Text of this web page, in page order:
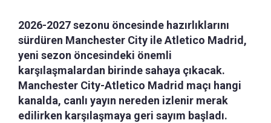
2026-2027 sezonu öncesinde hazırlıklarını
sürdüren Manchester City ile Atletico Madrid,
yeni sezon öncesindeki önemli
karşılaşmalardan birinde sahaya çıkacak.
Manchester City-Atletico Madrid maçı hangi
kanalda, canlı yayın nereden izlenir merak
edilirken karşılaşmaya geri sayım başladı.